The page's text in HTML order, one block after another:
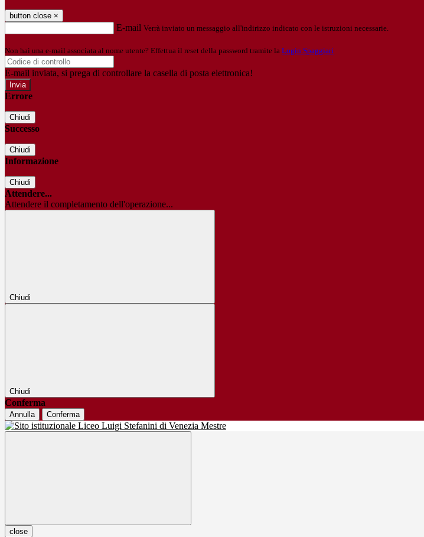
button close ×
E-mail Verrà inviato un messaggio all'indirizzo indicato con le istruzioni necessarie.
Non hai una e-mail associata al nome utente? Effettua il reset della password tramite la Login Spaggiari
E-mail inviata, si prega di controllare la casella di posta elettronica!
Errore
Chiudi
Successo
Chiudi
Informazione
Chiudi
Attendere...
Attendere il completamento dell'operazione...
Chiudi
Chiudi
Conferma
Annulla Conferma
close